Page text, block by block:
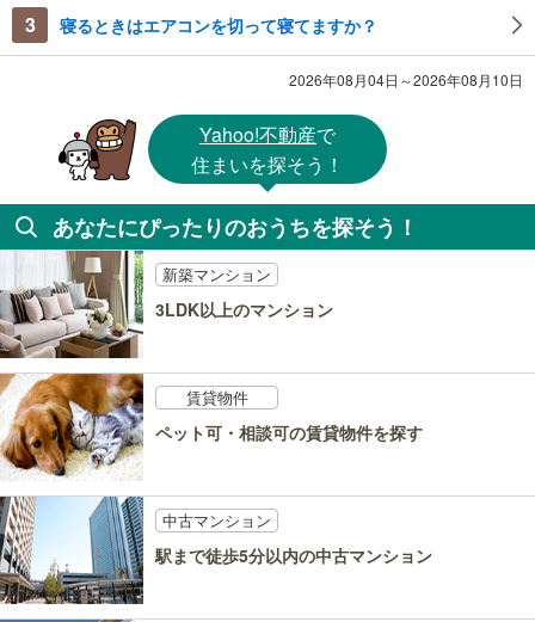
3 寝るときはエアコンを切って寝てますか？
2026年08月04日～2026年08月10日
Yahoo!不動産で
住まいを探そう！
あなたにぴったりのおうちを探そう！
新築マンション
3LDK以上のマンション
賃貸物件
ペット可・相談可の賃貸物件を探す
中古マンション
駅まで徒歩5分以内の中古マンション